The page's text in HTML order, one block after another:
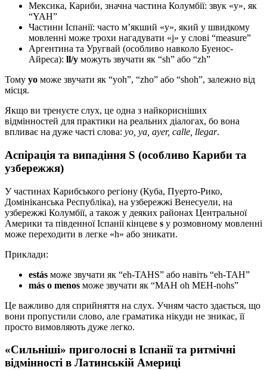
Мексика, Кариби, значна частина Колумбії: звук «y», як
“YAH”
Частини Іспанії: часто м’якший «y», який у швидкому
мовленні може трохи нагадувати «j» у слові “measure”
Аргентина та Уругвай (особливо навколо Буенос-
Айреса): ll/y можуть звучати як “sh” або “zh”
Тому yo може звучати як “yoh”, “zho” або “shoh”, залежно від
місця.
Якщо ви тренуєте слух, це одна з найкорисніших
відмінностей для практики на реальних діалогах, бо вона
впливає на дуже часті слова: yo, ya, ayer, calle, llegar.
Аспірація та випадіння S (особливо Кариби та
узбережжя)
У частинах Карибського регіону (Куба, Пуерто-Рико,
Домініканська Республіка), на узбережжі Венесуели, на
узбережжі Колумбії, а також у деяких районах Центральної
Америки та південної Іспанії кінцеве s у розмовному мовленні
може переходити в легке «h» або зникати.
Приклади:
estás може звучати як “eh-TAHS” або навіть “eh-TAH”
más o menos може звучати як “MAH oh MEH-nohs”
Це важливо для сприйняття на слух. Учням часто здається, що
вони пропустили слово, але граматика нікуди не зникає, її
просто вимовляють дуже легко.
«Сильніші» приголосні в Іспанії та ритмічні
відмінності в Латинській Америці